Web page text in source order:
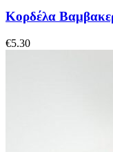
Κορδέλα
€5.30